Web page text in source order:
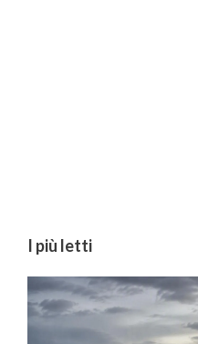
I più letti